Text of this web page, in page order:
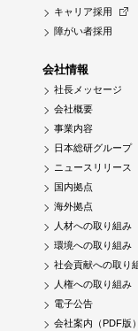
キャリア採用
障がい者採用
会社情報
社長メッセージ
会社概要
事業内容
日本総研グループ
ニュースリリース
国内拠点
海外拠点
人材への取り組み
環境への取り組み
社会貢献への取り
人権への取り組み
電子公告
会社案内（PDF版）